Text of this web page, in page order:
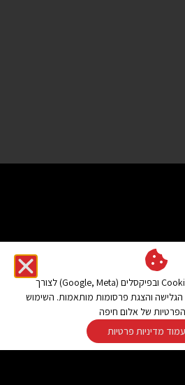
אתר זה עושה שימוש בקובצי Cookies ובפיקסלים (Google, Meta) לצורך
הגלישה והצגת פרסומות מותאמות. השימוש
של אלום חיפה
מדיניות פרטיות